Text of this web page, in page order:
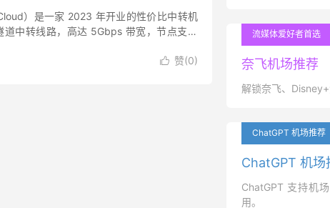
）是一家 2023 年开业的性价比中转机
中转线路，高达 5Gbps 带宽，节点支持
 赞(0)
流媒体爱好者首选
奈飞机场推荐
解锁奈飞、Disney+
ChatGPT 机场推荐
ChatGPT 机场
ChatGPT 支持机
用。